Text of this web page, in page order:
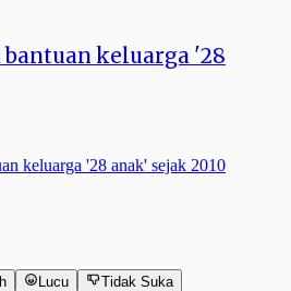
bantuan keluarga '28
Lucu Tidak Suka